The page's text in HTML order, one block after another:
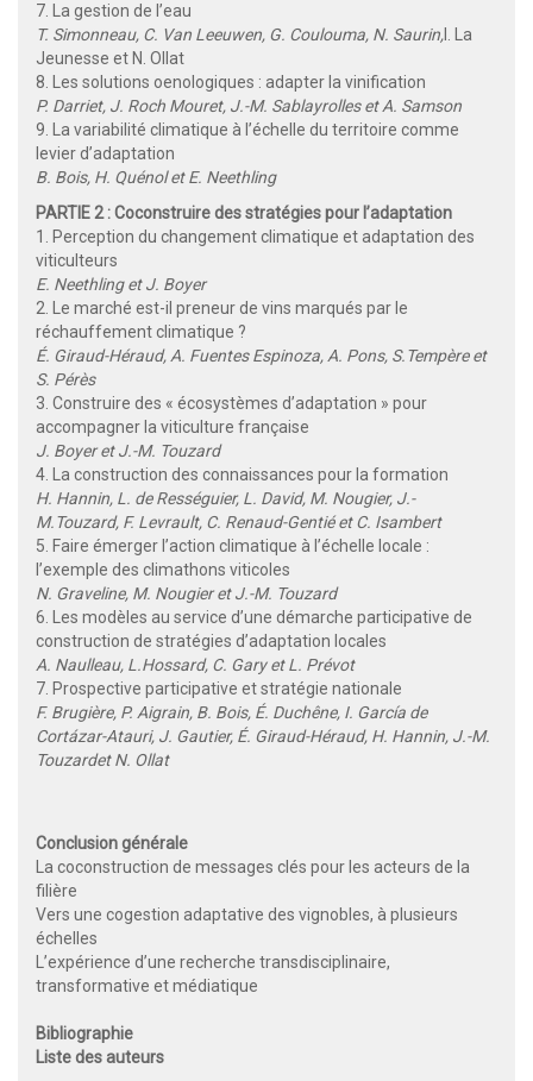
7. La gestion de l’eau
T. Simonneau, C. Van Leeuwen, G. Coulouma, N. Saurin, I. La
Jeunesse et N. Ollat
8. Les solutions oenologiques : adapter la vinification
P. Darriet, J. Roch Mouret, J.-M. Sablayrolles et A. Samson
9. La variabilité climatique à l’échelle du territoire comme
levier d’adaptation
B. Bois, H. Quénol et E. Neethling
PARTIE 2 : Coconstruire des stratégies pour l’adaptation
1. Perception du changement climatique et adaptation des
viticulteurs
E. Neethling et J. Boyer
2. Le marché est-il preneur de vins marqués par le
réchauffement climatique ?
É. Giraud-Héraud, A. Fuentes Espinoza, A. Pons, S.Tempère et
S. Pérès
3. Construire des « écosystèmes d’adaptation » pour
accompagner la viticulture française
J. Boyer et J.-M. Touzard
4. La construction des connaissances pour la formation
H. Hannin, L. de Rességuier, L. David, M. Nougier, J.-
M.Touzard, F. Levrault, C. Renaud-Gentié et C. Isambert
5. Faire émerger l’action climatique à l’échelle locale :
l’exemple des climathons viticoles
N. Graveline, M. Nougier et J.-M. Touzard
6. Les modèles au service d’une démarche participative de
construction de stratégies d’adaptation locales
A. Naulleau, L.Hossard, C. Gary et L. Prévot
7. Prospective participative et stratégie nationale
F. Brugière, P. Aigrain, B. Bois, É. Duchêne, I. García de
Cortázar-Atauri, J. Gautier, É. Giraud-Héraud, H. Hannin, J.-M.
Touzardet N. Ollat
Conclusion générale
La coconstruction de messages clés pour les acteurs de la
filière
Vers une cogestion adaptative des vignobles, à plusieurs
échelles
L’expérience d’une recherche transdisciplinaire,
transformative et médiatique
Bibliographie
Liste des auteurs